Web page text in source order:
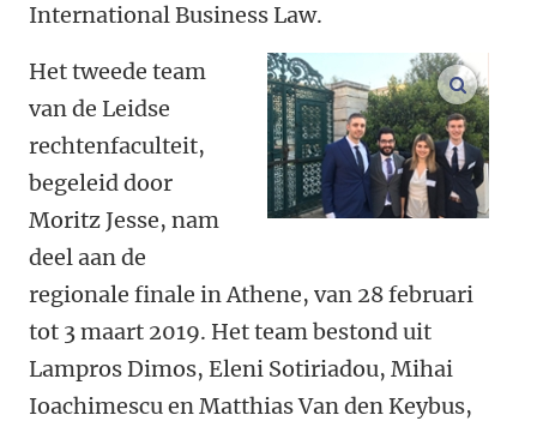
International Business Law.
Het tweede team
van de Leidse
rechtenfaculteit,
begeleid door
Moritz Jesse, nam
deel aan de
regionale finale in Athene, van 28 februari
tot 3 maart 2019. Het team bestond uit
Lampros Dimos, Eleni Sotiriadou, Mihai
Ioachimescu en Matthias Van den Keybus,